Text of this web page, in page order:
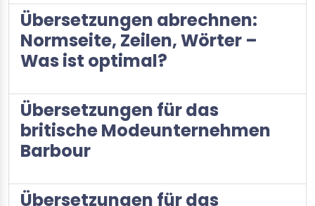
Übersetzungen abrechnen:
Normseite, Zeilen, Wörter –
Was ist optimal?
Übersetzungen für das
britische Modeunternehmen
Barbour
Übersetzungen für das